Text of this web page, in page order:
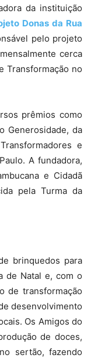
da instituição
Donas da Rua
pelo projeto
cerca
Transformação no
prêmios como
Generosidade, da
e
A fundadora,
e Cidadã
pela Turma da
brinquedos para
de Natal e, com o
de transformação
desenvolvimento
Os Amigos do
de doces,
sertão, fazendo